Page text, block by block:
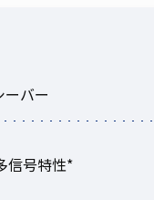
化電源
バー
信号特性*